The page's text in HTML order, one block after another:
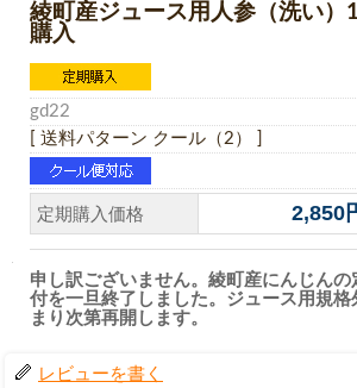
綾町産ジュース用人参（洗い）
購入
gd22
[ 送料パターン クール（2） ]
定期購入価格 2,850
申し訳ございません。綾町産にんじん
付を一旦終了しました。ジュース用規格
まり次第再開します。
レビューを書く